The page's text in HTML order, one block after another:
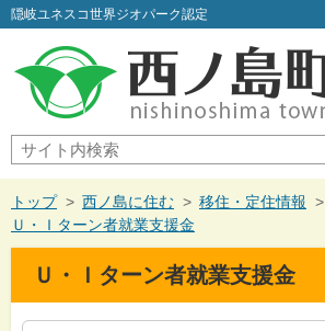
このページの本文へ
隠岐ユネスコ世界ジオパーク認定
サ
イ
ト
内
検
索
現
在
の
トップ > 西ノ島に住む > 移住・定住情報 >
Ｕ・Ｉターン者就業支援金
Ｕ・Ｉターン者就業支援金